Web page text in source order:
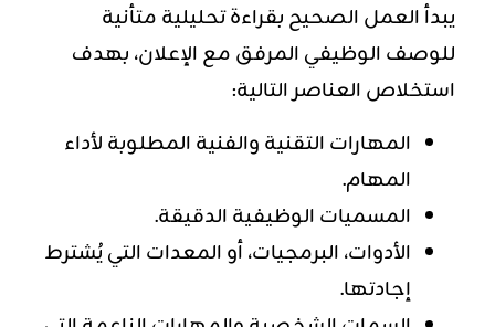
يبدأ العمل الصحيح بقراءة تحليلية متأنية
للوصف الوظيفي المرفق مع الإعلان، بهدف
استخلاص العناصر التالية:
المهاراتالتقنية والفنية المطلوبة لأداء
المهام.
المسميات الوظيفية الدقيقة.
الأدوات، البرمجيات، أو المعدات التي يُشترط
إجادتها.